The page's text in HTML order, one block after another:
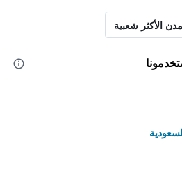
الأكثر شعبية